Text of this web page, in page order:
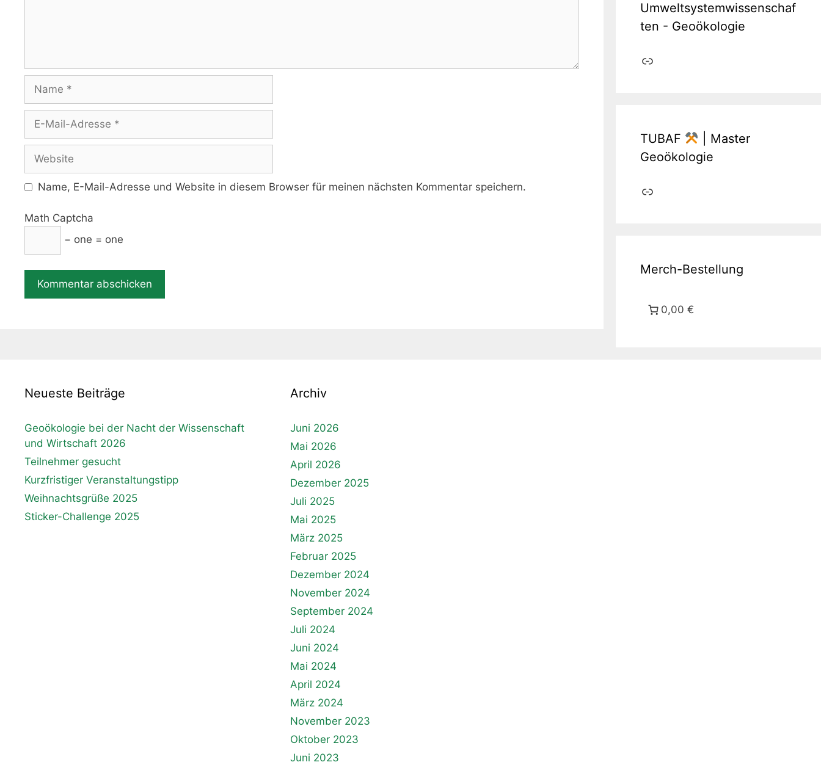
Name
Adresse
Website
Name, E-Mail-Adresse und Website in diesem Browser für meinen nächsten Kommentar speichern.
Math Captcha
− one = one
Umweltsystemwissenschaf
ten - Geoökologie
Link
TUBAF
| Master
Geoökologie
Link
Merch-Bestellung
0,00 €
Neueste Beiträge
Geoökologie bei der Nacht der Wissenschaft
und Wirtschaft 2026
Teilnehmer gesucht
Kurzfristiger Veranstaltungstipp
Weihnachtsgrüße 2025
Sticker-Challenge 2025
Archiv
Juni 2026
Mai 2026
April 2026
Dezember 2025
Juli 2025
Mai 2025
März 2025
Februar 2025
Dezember 2024
November 2024
September 2024
Juli 2024
Juni 2024
Mai 2024
April 2024
März 2024
November 2023
Oktober 2023
Juni 2023